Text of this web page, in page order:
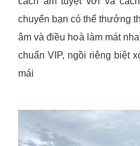
chuyển bạn có thể thưởng
âm và điều hoà làm mát
chuẩn VIP, ngồi riêng biệt
mái